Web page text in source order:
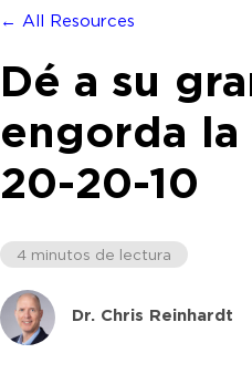
← All Resources
Dé a su
engorda la
20-20-10
4 minutos de lectura
Dr. Chris Reinhardt